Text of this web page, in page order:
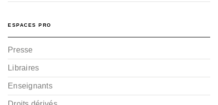
ESPACES PRO
Presse
Libraires
Enseignants